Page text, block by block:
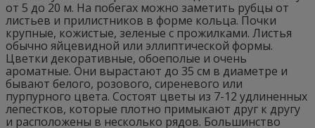
от 5 до 20 м. На побегах можно заметить рубцы от
листьев и прилистников в форме кольца. Почки
крупные, кожистые, зеленые с прожилками. Листья
обычно яйцевидной или эллиптической формы.
Цветки декоративные, обоеполые и очень
ароматные. Они вырастают до 35 см в диаметре и
бывают белого, розового, сиреневого или
пурпурного цвета. Состоят цветы из 7-12 удлиненных
лепестков, которые плотно примыкают друг к другу
и расположены в несколько рядов. Большинство